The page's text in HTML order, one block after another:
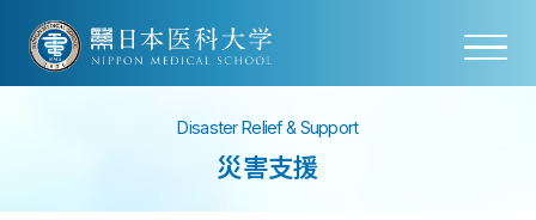
Disaster Relief & Support
災害支援